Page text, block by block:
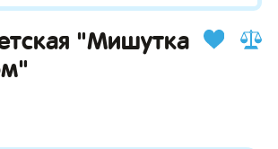
"Мишутка